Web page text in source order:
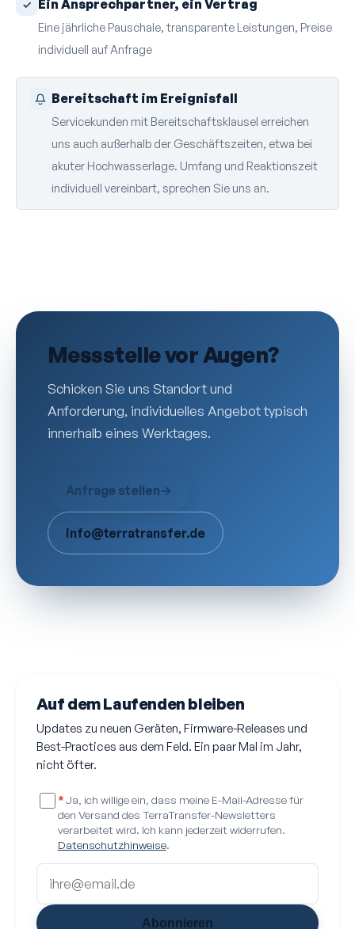
Ein Ansprech­partner, ein Vertrag
Eine jährliche Pauschale, transparente Leistungen, Preise
individuell auf Anfrage
Bereitschaft im Ereignisfall
Servicekunden mit Bereitschaftsklausel erreichen
uns auch außerhalb der Geschäftszeiten, etwa bei
akuter Hochwasserlage. Umfang und Reaktionszeit
individuell vereinbart, sprechen Sie uns an.
Mess­stelle vor Augen?
Schicken Sie uns Standort und
Anforderung, individuelles Angebot typisch
innerhalb eines Werktages.
Anfrage stellen→
info@terratransfer.de
Auf dem Laufenden bleiben
Updates zu neuen Geräten, Firmware-Releases und
Best-Practices aus dem Feld. Ein paar Mal im Jahr,
nicht öfter.
*Ja, ich willige ein, dass meine E-Mail-Adresse für
den Versand des TerraTransfer-Newsletters
verarbeitet wird. Ich kann jederzeit widerrufen.
Datenschutzhinweise.
Abonnieren